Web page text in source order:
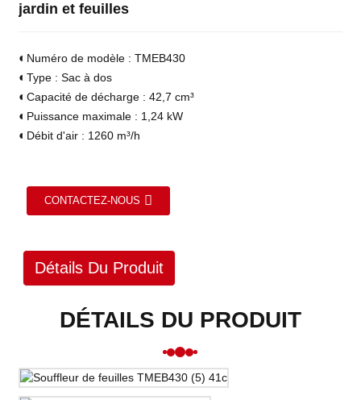
jardin et feuilles
◐ Numéro de modèle : TMEB430
◐ Type : Sac à dos
◐ Capacité de décharge : 42,7 cm³
◐ Puissance maximale : 1,24 kW
◐ Débit d'air : 1260 m³/h
CONTACTEZ-NOUS
Détails Du Produit
DÉTAILS DU PRODUIT